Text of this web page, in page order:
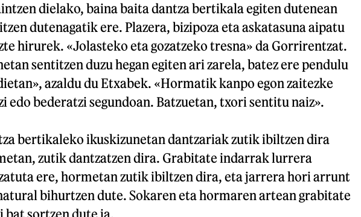
dielako, baina baita dantza bertikala egiten dutenean
dutenagatik ere. Plazera, bizipoza eta askatasuna aipatu
hirurek. «Jolasteko eta gozatzeko tresna» da Gorrirentzat.
sentitzen duzu hegan egiten ari zarela, batez ere pendulu
azaldu du Etxabek. «Hormatik kanpo egon zaitezke
edo bederatzi segundoan. Batzuetan, txori sentitu naiz».
bertikaleko ikuskizunetan dantzariak zutik ibiltzen dira
zutik dantzatzen dira. Grabitate indarrak lurrera
ere, hormetan zutik ibiltzen dira, eta jarrera hori arrunt
bihurtzen dute. Sokaren eta hormaren artean grabitate
bat sortzen dute ia.